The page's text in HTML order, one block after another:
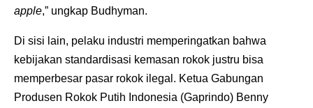
apple,” ungkap Budhyman.
Di sisi lain, pelaku industri memperingatkan bahwa
kebijakan standardisasi kemasan rokok justru bisa
memperbesar pasar rokok ilegal. Ketua Gabungan
Produsen Rokok Putih Indonesia (Gaprindo) Benny